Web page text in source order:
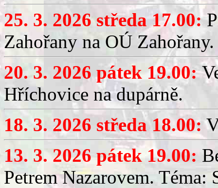
25. 3. 2026 středa 17.00:
Zahořany na OÚ Zahořany.
20. 3. 2026 pátek 19.00:
Hříchovice na dupárně.
18. 3. 2026 středa 18.00:
13. 3. 2026 pátek 19.00:
Petrem Nazarovem. Téma: